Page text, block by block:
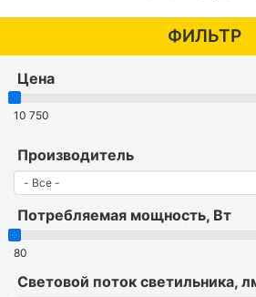
ФИЛЬТР
Цена
10 750
Производитель
Потребляемая мощность, Вт
80
Световой поток светильника,